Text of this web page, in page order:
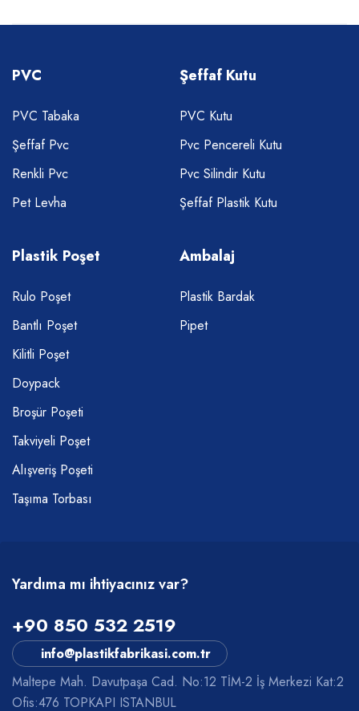
PVC
PVC Tabaka
Şeffaf Pvc
Renkli Pvc
Pet Levha
Şeffaf Kutu
PVC Kutu
Pvc Pencereli Kutu
Pvc Silindir Kutu
Şeffaf Plastik Kutu
Plastik Poşet
Rulo Poşet
Bantlı Poşet
Kilitli Poşet
Doypack
Broşür Poşeti
Takviyeli Poşet
Alışveriş Poşeti
Taşıma Torbası
Ambalaj
Plastik Bardak
Pipet
Yardıma mı ihtiyacınız var?
+90 850 532 2519
info@plastikfabrikasi.com.tr
Maltepe Mah. Davutpaşa Cad. No:12 TİM-2 İş Merkezi Kat:2
Ofis:476 TOPKAPI ISTANBUL